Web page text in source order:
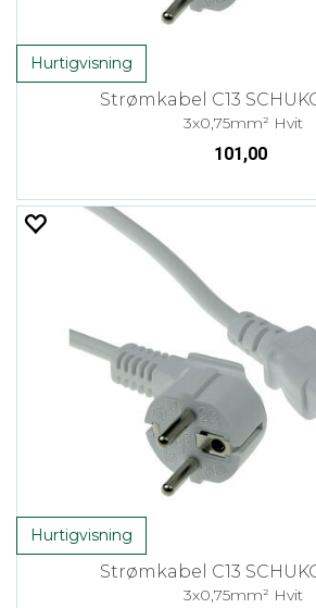
Hurtigvisning
Strømkabel C13
3x0,75mm² Hvit
101,00
Hurtigvisning
Strømkabel C13
3x0,75mm² Hvit